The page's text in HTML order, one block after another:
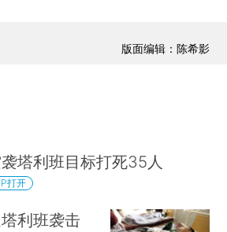
版面编辑：陈希影
塔利班目标打死35人
打开
利班袭击